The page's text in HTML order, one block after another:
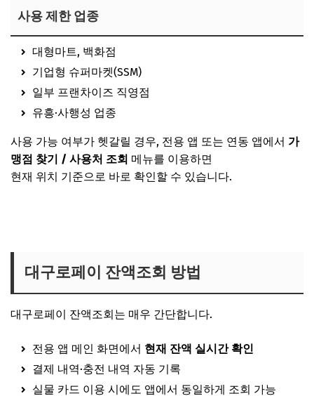
사용 제한 업종
대형마트, 백화점
기업형 슈퍼마켓(SSM)
일부 프랜차이즈 직영점
유흥·사행성 업종
사용 가능 여부가 헷갈릴 경우, 전용 앱 또는 연동 앱에서 가
맹점 찾기 / 사용처 조회 메뉴를 이용하면
현재 위치 기준으로 바로 확인할 수 있습니다.
대구로페이 잔액조회 방법
대구로페이 잔액조회는 매우 간단합니다.
전용 앱 메인 화면에서 현재 잔액 실시간 확인
결제 내역·충전 내역 자동 기록
실물 카드 이용 시에도 앱에서 동일하게 조회 가능